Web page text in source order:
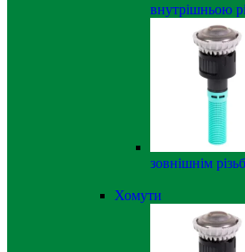
внутрішньою
зовнішнім
Хомути